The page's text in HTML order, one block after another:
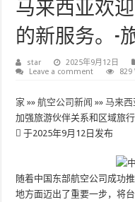
马来西亚欢
的新服务。-
star 2025年9月12日
Leave a comment
829
家 »» 航空公司新闻 »» 马来西
加强旅游伙伴关系和区域旅
于2025年9月12日发布
随着中国东部航空公司成功
地方面迈出了重要一步，将